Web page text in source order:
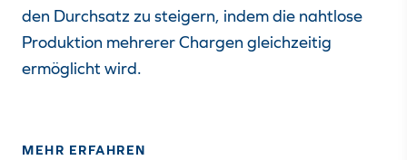
den Durchsatz zu steigern, indem die nahtlose
Produktion mehrerer Chargen gleichzeitig
ermöglicht wird.
MEHR ERFAHREN